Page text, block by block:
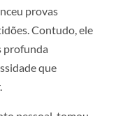
provas
Contudo, ele
profunda
que